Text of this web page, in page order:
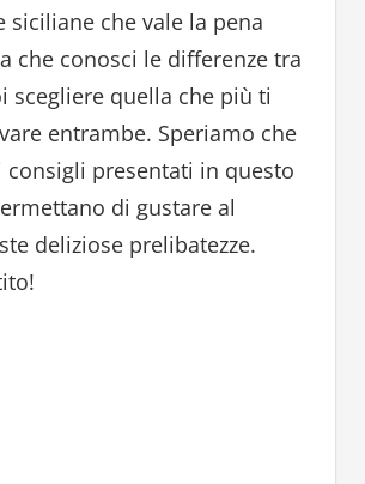
siciliane che vale la pena
che conosci le differenze tra
scegliere quella che più ti
entrambe. Speriamo che
consigli presentati in questo
di gustare al
deliziose prelibatezze.